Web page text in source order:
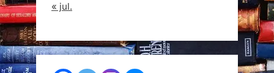
« jul.